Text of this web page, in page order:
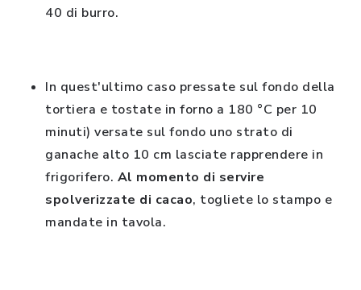
40 di burro.
In quest'ultimo caso pressate sul fondo della
tortiera e tostate in forno a 180 °C per 10
minuti) versate sul fondo uno strato di
ganache alto 10 cm lasciate rapprendere in
frigorifero. Al momento di servire
spolverizzate di cacao, togliete lo stampo e
mandate in tavola.